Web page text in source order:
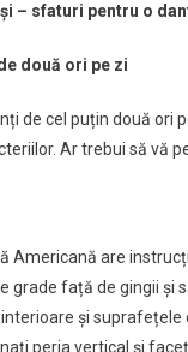
– sfaturi pentru o
două ori pe zi
de cel puțin două ori
Ar trebui să vă
Americană are
grade față de gingii
și
peria vertical și